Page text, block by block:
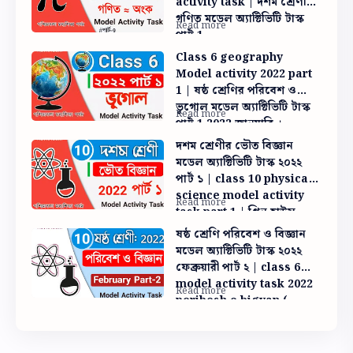
গণিত মডেল অ্যাক্টিভিটি টাস্ক
পার্ট 1
Class 6 geography
Model activity 2022 part
1 | ষষ্ঠ শ্রেণির পরিবেশ ও
ভূগোল মডেল অ্যাক্টিভিটি টাস্ক
পার্ট 1 2022 জানুয়ারি ।
সৌরঝড় হলে পৃথিবীর উপগ্রহ
যোগাযোগ ব্যবস্থায় সমস্যা সৃষ্টি
হয় কেন
দশম শ্রেণীর ভৌত বিজ্ঞান
মডেল অ্যাক্টিভিটি টাস্ক ২০২২
পার্ট ১ | class 10 physical
science model activity
task part 1 | গ্রিন হাউস
এফেক্ট না থাকলে পৃথিবীতে
প্রাণসৃষ্টির উপযুক্ত উন্নতা সৃষ্টি হত
না
ষষ্ঠ শ্রেণি পরিবেশ ও বিজ্ঞান
মডেল অ্যাক্টিভিটি টাস্ক ২০২২
ফেব্রুয়ারী পার্ট ২ | class 6
model activity task 2022
poribesh o bigyan (